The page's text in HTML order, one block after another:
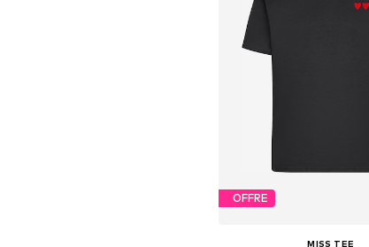
OFFRE
MISS TEE